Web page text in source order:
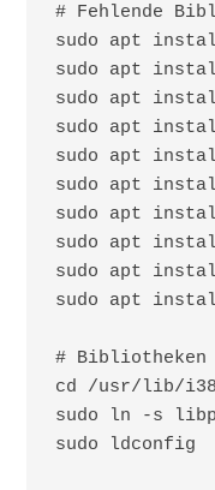
# Fehlende
sudo apt
sudo apt
sudo apt
sudo apt
sudo apt
sudo apt
sudo apt
sudo apt
sudo apt
sudo apt
# Bibliotheken
cd /usr/lib/
sudo ln -s
sudo ldconfig